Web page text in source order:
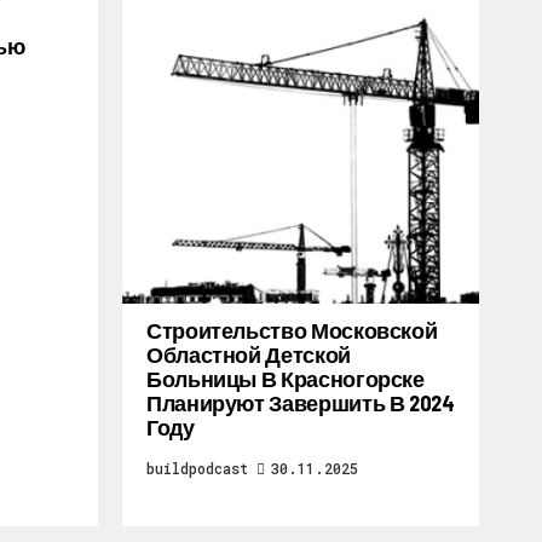
Строительство Московской
Областной Детской
Больницы В Красногорске
Планируют Завершить В 2024
Году
buildpodcast 30.11.2025